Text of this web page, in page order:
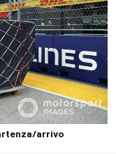
arrivo